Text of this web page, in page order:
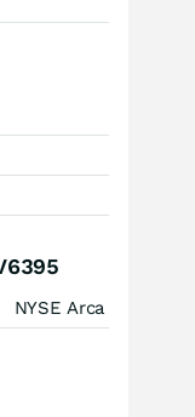
NYSE Arca